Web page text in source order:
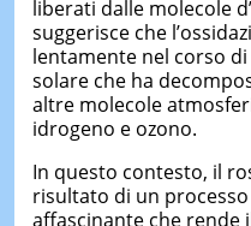
liberati dalle molecole
suggerisce che
lentamente nel corso
solare che ha
altre molecole
idrogeno e ozono.
In questo contesto, il
risultato di un
affascinante che rende